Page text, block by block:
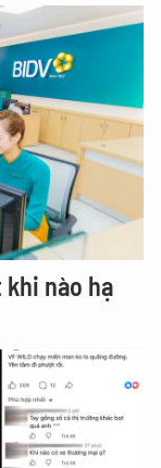
nào hạ